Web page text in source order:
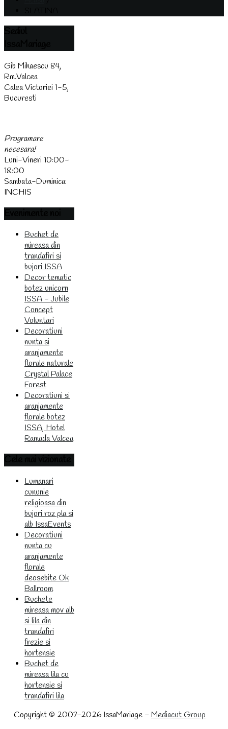
Gib Mihaescu 84,
Rm.Valcea
Calea Victoriei 1-5,
Bucuresti
Programare
necesara!
Luni-Vineri 10:00-
18:00
Sambata-Duminica:
INCHIS
Buchet de
mireasa din
trandafiri si
bujori ISSA
Decor tematic
botez unicorn
ISSA - Jubile
Concept
Voluntari
Decoratiuni
nunta si
aranjamente
florale naturale
Crystal Palace
Forest
Decoratiuni si
aranjamente
florale botez
ISSA, Hotel
Ramada Valcea
Lumanari
cununie
religioasa din
bujori roz pla si
alb IssaEvents
Decoratiuni
nunta cu
aranjamente
florale
deosebite Ok
Ballroom
Buchete
mireasa mov alb
si lila din
trandafiri
frezie si
hortensie
Buchet de
mireasa lila cu
hortensie si
trandafiri lila
Copyright © 2007-2026 IssaMariage - Mediacut Group